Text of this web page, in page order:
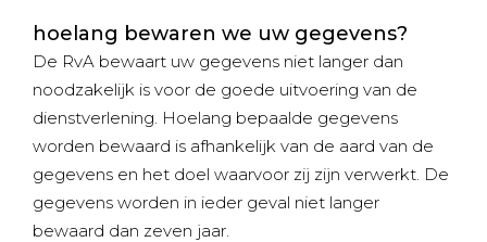
hoelang bewaren we uw gegevens?
De RvA bewaart uw gegevens niet langer dan
noodzakelijk is voor de goede uitvoering van de
dienstverlening. Hoelang bepaalde gegevens
worden bewaard is afhankelijk van de aard van de
gegevens en het doel waarvoor zij zijn verwerkt. De
gegevens worden in ieder geval niet langer
bewaard dan zeven jaar.